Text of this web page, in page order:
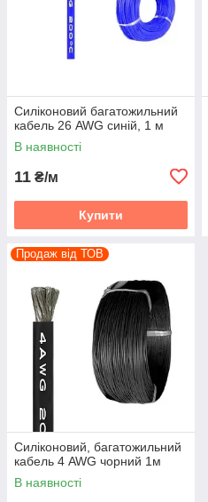
Силіконовий багатожильний
кабель 26 AWG синій, 1 м
В наявності
11 ₴/м
Купити
Продаж від ТОВ
Силіконовий, багатожильний
кабель 4 AWG чорний 1м
В наявності